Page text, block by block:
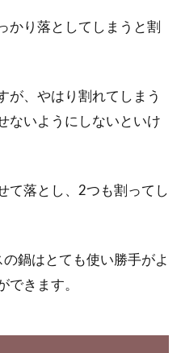
かり落としてしまうと割
が、やはり割れてしまう
ないようにしないといけ
て落とし、2つも割ってし
鍋はとても使い勝手がよ
できます。